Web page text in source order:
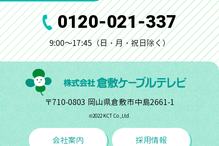
0120-021-337
9:00～17:45（日・月・祝日除く）
〒710-0803 岡山県倉敷市中島2661-1
©︎2022 KCT Co.,Ltd.
会社案内 採用情報